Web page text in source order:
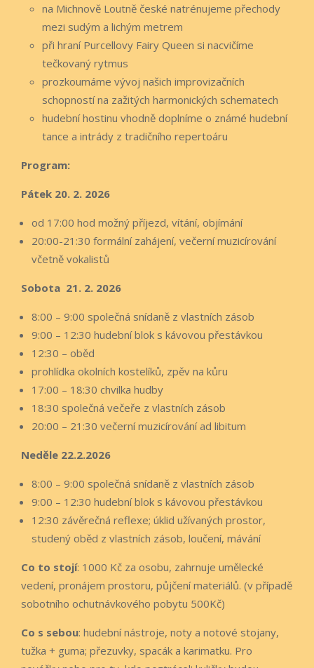
na Michnově Loutně české natrénujeme přechody
mezi sudým a lichým metrem
při hraní Purcellovy Fairy Queen si nacvičíme
tečkovaný rytmus
prozkoumáme vývoj našich improvizačních
schopností na zažitých harmonických schematech
hudební hostinu vhodně doplníme o známé hudební
tance a intrády z tradičního repertoáru
Program:
Pátek 20. 2. 2026
od 17:00 hod možný příjezd, vítání, objímání
20:00-21:30 formální zahájení, večerní muzicírování
včetně vokalistů
Sobota 21. 2. 2026
8:00 – 9:00 společná snídaně z vlastních zásob
9:00 – 12:30 hudební blok s kávovou přestávkou
12:30 – oběd
prohlídka okolních kostelíků, zpěv na kůru
17:00 – 18:30 chvilka hudby
18:30 společná večeře z vlastních zásob
20:00 – 21:30 večerní muzicírování ad libitum
Neděle 22.2.2026
8:00 – 9:00 společná snídaně z vlastních zásob
9:00 – 12:30 hudební blok s kávovou přestávkou
12:30 závěrečná reflexe; úklid užívaných prostor,
studený oběd z vlastních zásob, loučení, mávání
Co to stojí: 1000 Kč za osobu, zahrnuje umělecké
vedení, pronájem prostoru, půjčení materiálů. (v případě
sobotního ochutnávkového pobytu 500Kč)
Co s sebou: hudební nástroje, noty a notové stojany,
tužka + guma; přezuvky, spacák a karimatku. Pro